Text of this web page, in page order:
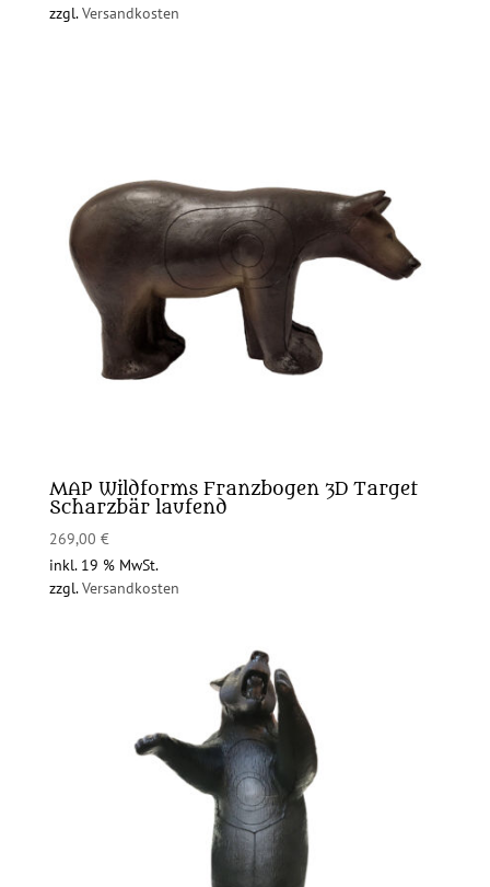
zzgl.Versandkosten
MAP Wildforms Franzbogen 3D Target
Scharzbär laufend
269,00 €
inkl. 19 % MwSt.
zzgl.Versandkosten